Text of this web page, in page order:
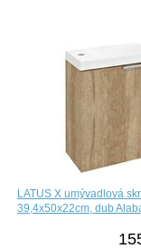
LATUS X umývadlová
39,4x50x22cm, dub